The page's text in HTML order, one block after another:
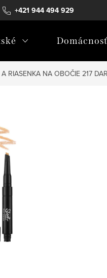
+421 944 494 929
Reklamačný formulár
Domácnosť
RIASENKA NA OBOČIE 217